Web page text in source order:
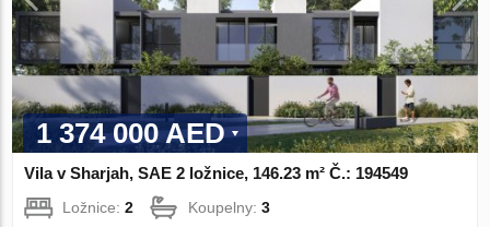
1 374 000 AED
Vila v Sharjah, SAE 2 ložnice, 146.23 m² Č.: 194549
Ložnice:2 Koupelny:3